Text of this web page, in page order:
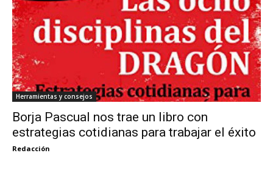
Herramientas y consejos
Borja Pascual nos trae un libro con
estrategias cotidianas para trabajar el éxito
Redacción